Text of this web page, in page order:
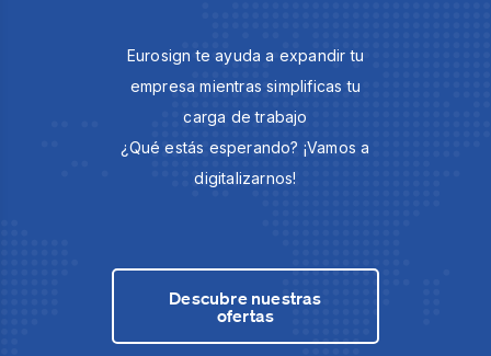
Eurosign te ayuda a expandir tu
empresa mientras simplificas tu
carga de trabajo
¿Qué estás esperando? ¡Vamos a
digitalizarnos!
Descubre nuestras
ofertas